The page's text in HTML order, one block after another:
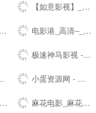
【如意影视】_2022更新更全影视大全免费在线观看
电影港_高清--_720p高清_1080p高清
极速神马影视 - 神马影院,神马影院--,神马影院我不卡,神马电影网
小蛋资源网 - 长期免费分享各大资源娱乐教程网软件
麻花电影_麻花影视_好看的电视剧，就上麻花影院